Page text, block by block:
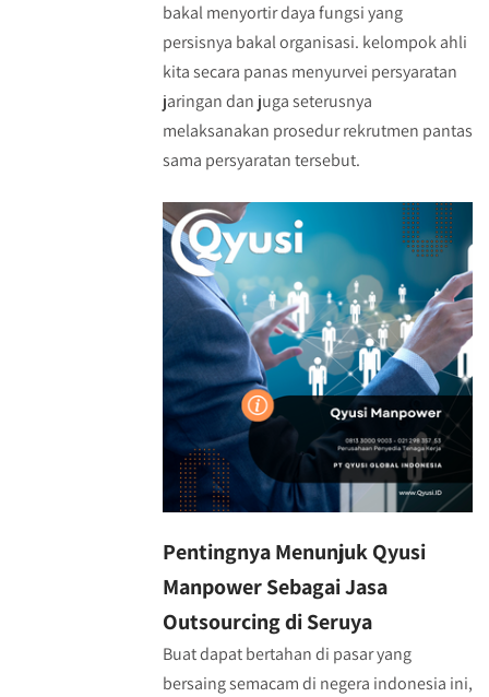
bakal menyortir daya fungsi yang
persisnya bakal organisasi. kelompok ahli
kita secara panas menyurvei persyaratan
jaringan dan juga seterusnya
melaksanakan prosedur rekrutmen pantas
sama persyaratan tersebut.
Pentingnya Menunjuk Qyusi
Manpower Sebagai Jasa
Outsourcing di Seruya
Buat dapat bertahan di pasar yang
bersaing semacam di negera indonesia ini,